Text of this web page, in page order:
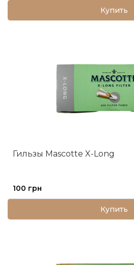
Купить
Гильзы Mascotte X-Long
100 грн
Купить